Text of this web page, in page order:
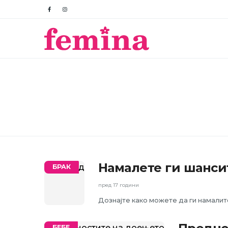
БРАК Намалете ги
пред 17 години
Дознајте како можете да ги